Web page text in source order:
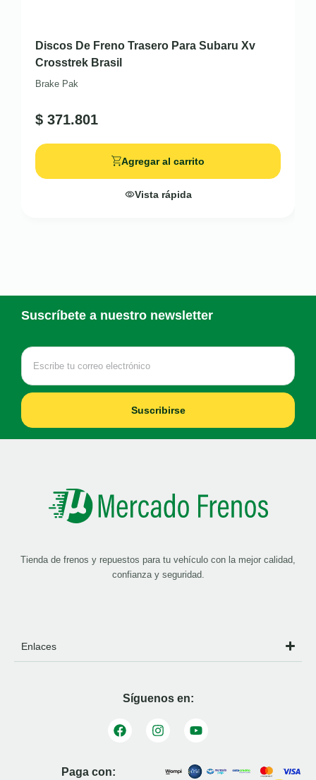
Discos De Freno Trasero Para Subaru Xv
Crosstrek Brasil
Brake Pak
$ 371.801
Agregar al carrito
Vista rápida
Suscríbete a nuestro newsletter
Suscribirse
Tienda de frenos y repuestos para tu vehículo con la mejor calidad,
confianza y seguridad.
Enlaces
Síguenos en:
Paga con: